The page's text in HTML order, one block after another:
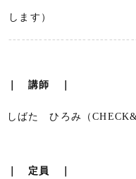
します）
｜ 講師 ｜
しばた ひろみ（
｜ 定員 ｜